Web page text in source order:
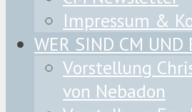
Impressum &
WER SIND CM UND
Vorstellung
von Nebadon